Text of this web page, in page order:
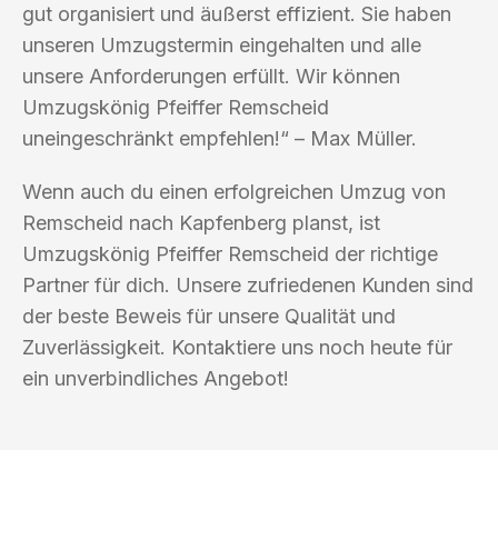
gut organisiert und äußerst effizient. Sie haben
unseren Umzugstermin eingehalten und alle
unsere Anforderungen erfüllt. Wir können
Umzugskönig Pfeiffer Remscheid
uneingeschränkt empfehlen!“ – Max Müller.
Wenn auch du einen erfolgreichen Umzug von
Remscheid nach Kapfenberg planst, ist
Umzugskönig Pfeiffer Remscheid der richtige
Partner für dich. Unsere zufriedenen Kunden sind
der beste Beweis für unsere Qualität und
Zuverlässigkeit. Kontaktiere uns noch heute für
ein unverbindliches Angebot!